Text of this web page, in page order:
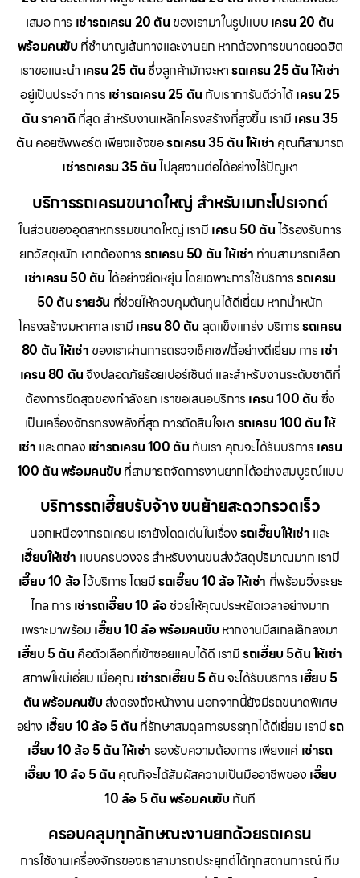
เสมอ การ เช่ารถเครน 20 ตัน ของเรามาในรูปแบบ เครน 20 ตัน
พร้อมคนขับ ที่ชำนาญเส้นทางและงานยก หากต้องการขนาดยอดฮิต
เราขอแนะนำ เครน 25 ตันซึ่งลูกค้ามักจะหารถเครน 25 ตัน ให้เช่า
อยู่เป็นประจำ การ เช่ารถเครน 25 ตัน กับเราการันตีว่าได้เครน 25
ตัน ราคาดีที่สุด สำหรับงานเหล็กโครงสร้างที่สูงขึ้น เรามี เครน 35
ตัน คอยซัพพอร์ต เพียงแจ้งขอรถเครน 35 ตัน ให้เช่า คุณก็สามารถ
เช่ารถเครน 35 ตันไปลุยงานต่อได้อย่างไร้ปัญหา
บริการรถเครนขนาดใหญ่ สำหรับเมกะโปรเจกต์
ในส่วนของอุตสาหกรรมขนาดใหญ่ เรามี เครน 50 ตันไว้รองรับการ
ยกวัสดุหนัก หากต้องการ รถเครน 50 ตัน ให้เช่า ท่านสามารถเลือก
เช่าเครน 50 ตัน ได้อย่างยืดหยุ่น โดยเฉพาะการใช้บริการรถเครน
50 ตัน รายวัน ที่ช่วยให้ควบคุมต้นทุนได้ดีเยี่ยม หากน้ำหนัก
โครงสร้างมหาศาล เรามี เครน 80 ตัน สุดแข็งแกร่ง บริการรถเครน
80 ตัน ให้เช่า ของเราผ่านการตรวจเช็คเซฟตี้อย่างดีเยี่ยม การ เช่า
เครน 80 ตันจึงปลอดภัยร้อยเปอร์เซ็นต์ และสำหรับงานระดับชาติที่
ต้องการขีดสุดของกำลังยก เราขอเสนอบริการ เครน 100 ตัน ซึ่ง
เป็นเครื่องจักรทรงพลังที่สุด การตัดสินใจหา รถเครน 100 ตัน ให้
เช่า และตกลง เช่ารถเครน 100 ตัน กับเรา คุณจะได้รับบริการ เครน
100 ตัน พร้อมคนขับ ที่สามารถจัดการงานยากได้อย่างสมบูรณ์แบบ
บริการรถเฮี๊ยบรับจ้าง ขนย้ายสะดวกรวดเร็ว
นอกเหนือจากรถเครน เรายังโดดเด่นในเรื่องรถเฮี๊ยบให้เช่า และ
เฮี๊ยบให้เช่า แบบครบวงจร สำหรับงานขนส่งวัสดุปริมาณมาก เรามี
เฮี๊ยบ 10 ล้อไว้บริการ โดยมีรถเฮี๊ยบ 10 ล้อ ให้เช่า ที่พร้อมวิ่งระยะ
ไกล การ เช่ารถเฮี๊ยบ 10 ล้อช่วยให้คุณประหยัดเวลาอย่างมาก
เพราะมาพร้อม เฮี๊ยบ 10 ล้อ พร้อมคนขับ หากงานมีสเกลเล็กลงมา
เฮี๊ยบ 5 ตัน คือตัวเลือกที่เข้าซอยแคบได้ดี เรามีรถเฮี๊ยบ 5ตัน ให้เช่า
สภาพใหม่เอี่ยม เมื่อคุณ เช่ารถเฮี๊ยบ 5 ตันจะได้รับบริการ เฮี๊ยบ 5
ตัน พร้อมคนขับ ส่งตรงถึงหน้างาน นอกจากนี้ยังมีรถขนาดพิเศษ
อย่าง เฮี๊ยบ 10 ล้อ 5 ตัน ที่รักษาสมดุลการบรรทุกได้ดีเยี่ยม เรามีรถ
เฮี๊ยบ 10 ล้อ 5 ตัน ให้เช่า รองรับความต้องการ เพียงแค่ เช่ารถ
เฮี๊ยบ 10 ล้อ 5 ตัน คุณก็จะได้สัมผัสความเป็นมืออาชีพของ เฮี๊ยบ
10 ล้อ 5 ตัน พร้อมคนขับ ทันที
ครอบคลุมทุกลักษณะงานยกด้วยรถเครน
การใช้งานเครื่องจักรของเราสามารถประยุกต์ได้ทุกสถานการณ์ ทีม